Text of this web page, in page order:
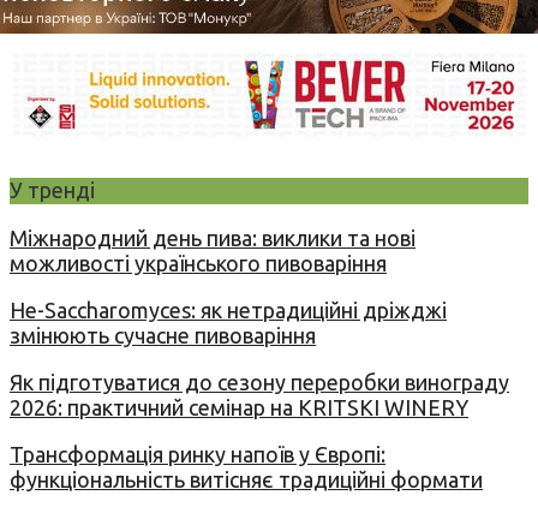
У тренді
Міжнародний день пива: виклики та нові
можливості українського пивоваріння
Не-Saccharomyces: як нетрадиційні дріжджі
змінюють сучасне пивоваріння
Як підготуватися до сезону переробки винограду
2026: практичний семінар на KRITSKI WINERY
Трансформація ринку напоїв у Європі:
функціональність витісняє традиційні формати